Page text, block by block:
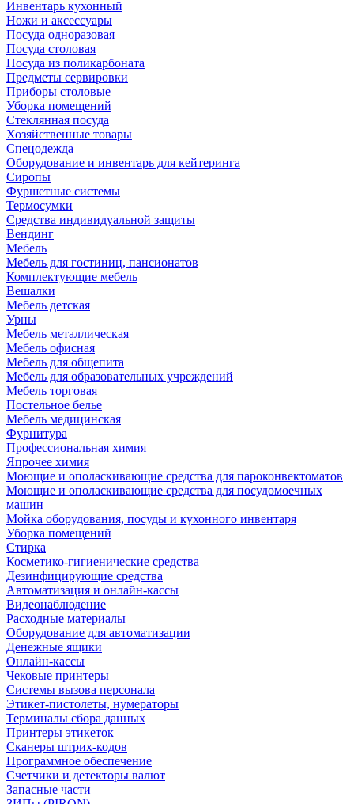
Инвентарь кухонный
Ножи и аксессуары
Посуда одноразовая
Посуда столовая
Посуда из поликарбоната
Предметы сервировки
Приборы столовые
Уборка помещений
Стеклянная посуда
Хозяйственные товары
Спецодежда
Оборудование и инвентарь для кейтеринга
Сиропы
Фуршетные системы
Термосумки
Средства индивидуальной защиты
Вендинг
Мебель
Мебель для гостиниц, пансионатов
Комплектующие мебель
Вешалки
Мебель детская
Урны
Мебель металлическая
Мебель офисная
Мебель для общепита
Мебель для образовательных учреждений
Мебель торговая
Постельное белье
Мебель медицинская
Фурнитура
Профессиональная химия
Япрочее химия
Моющие и ополаскивающие средства для пароконвектоматов
Моющие и ополаскивающие средства для посудомоечных
машин
Мойка оборудования, посуды и кухонного инвентаря
Уборка помещений
Стирка
Косметико-гигиенические средства
Дезинфицирующие средства
Автоматизация и онлайн-кассы
Видеонаблюдение
Расходные материалы
Оборудование для автоматизации
Денежные ящики
Онлайн-кассы
Чековые принтеры
Системы вызова персонала
Этикет-пистолеты, нумераторы
Терминалы сбора данных
Принтеры этикеток
Сканеры штрих-кодов
Программное обеспечение
Счетчики и детекторы валют
Запасные части